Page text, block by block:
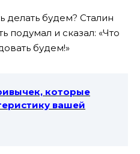
делать будем? Сталин
подумал и сказал: «Что
будем!»
которые
вашей